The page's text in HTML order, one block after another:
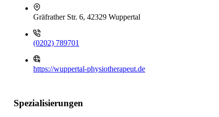
Gräfrather Str. 6, 42329 Wuppertal
(0202) 789701
https://wuppertal-physiotherapeut.de
Spezialisierungen